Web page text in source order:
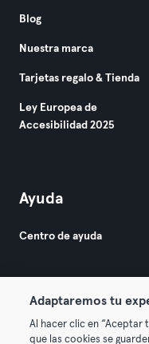
Blog
Nuestra marca
Tarjetas regalo & Tienda
Ley Europea de
Accesibilidad 2025
Ayuda
Centro de ayuda
Adaptaremos tu
Al hacer clic en “Aceptar
que las cookies se